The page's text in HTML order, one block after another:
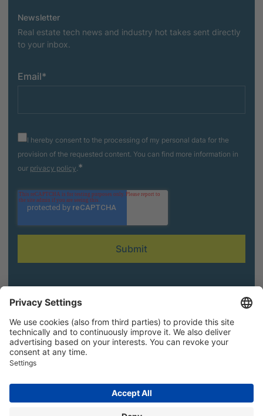
Newsletter
Real estate tech news and industry hot takes sent directly
to your inbox.
Email*
I hereby consent to the processing of my personal data for the
provision of the requested content. You can find more information in
our privacy policy.*
Follow us
General Terms and Conditions
Imprint
Cookies Policy